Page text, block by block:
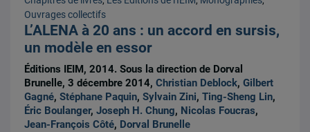
Ouvrages collectifs
L’ALENA à 20 ans : un accord en sursis,
un modèle en essor
Éditions IEIM, 2014. Sous la direction de Dorval
Brunelle, 3 décembre 2014,Christian Deblock,Gilbert
Gagné,Stéphane Paquin,Sylvain Zini,Ting-Sheng Lin,
Éric Boulanger,Joseph H. Chung, Nicolas Foucras,
Jean-François Côté, Dorval Brunelle